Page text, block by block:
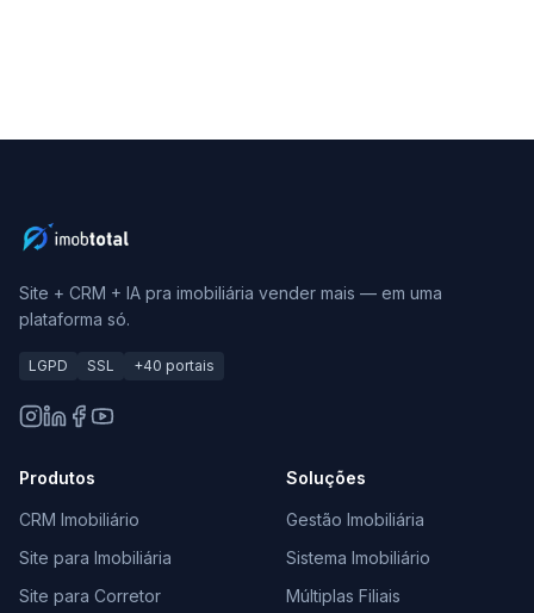
Site + CRM + IA pra imobiliária vender mais — em uma
plataforma só.
LGPD SSL +40 portais
Produtos
CRM Imobiliário
Site para Imobiliária
Site para Corretor
Soluções
Gestão Imobiliária
Sistema Imobiliário
Múltiplas Filiais